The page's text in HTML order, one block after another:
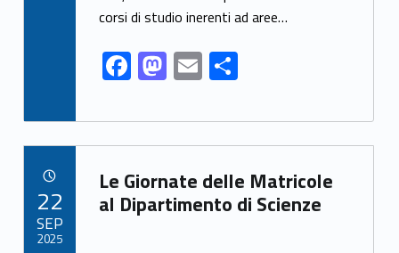
o
o
k
o
n
corsi di studio inerenti ad aree…
F
ac
e
b
o
o
M
as
to
d
o
n
E
m
ai
l
S
ar
e
Link identifier archive #link-archive-51712
Le Giornate delle Matricole
al Dipartimento di Scienze
22
SEP
2025